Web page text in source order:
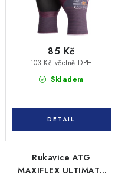
Skladem
103 Kč včetně DPH
85 Kč
Rukavice ATG
MAXIFLEX ULTIMATE